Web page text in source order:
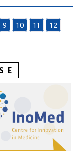
9 10 11 12